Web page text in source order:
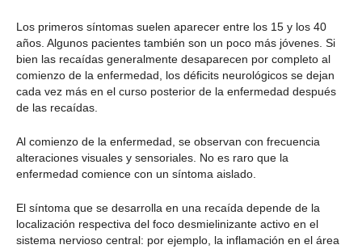
Los primeros síntomas suelen aparecer entre los 15 y los 40
años. Algunos pacientes también son un poco más jóvenes. Si
bien las recaídas generalmente desaparecen por completo al
comienzo de la enfermedad, los déficits neurológicos se dejan
cada vez más en el curso posterior de la enfermedad después
de las recaídas.
Al comienzo de la enfermedad, se observan con frecuencia
alteraciones visuales y sensoriales. No es raro que la
enfermedad comience con un síntoma aislado.
El síntoma que se desarrolla en una recaída depende de la
localización respectiva del foco desmielinizante activo en el
sistema nervioso central: por ejemplo, la inflamación en el área